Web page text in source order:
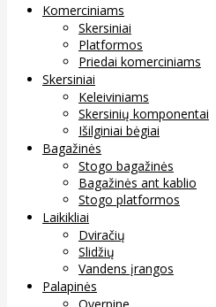
Komerciniams
Skersiniai
Platformos
Priedai komerciniams
Skersiniai
Keleiviniams
Skersinių komponentai
Išilginiai bėgiai
Bagažinės
Stogo bagažinės
Bagažinės ant kablio
Stogo platformos
Laikikliai
Dviračių
Slidžių
Vandens įrangos
Palapinės
Overpine